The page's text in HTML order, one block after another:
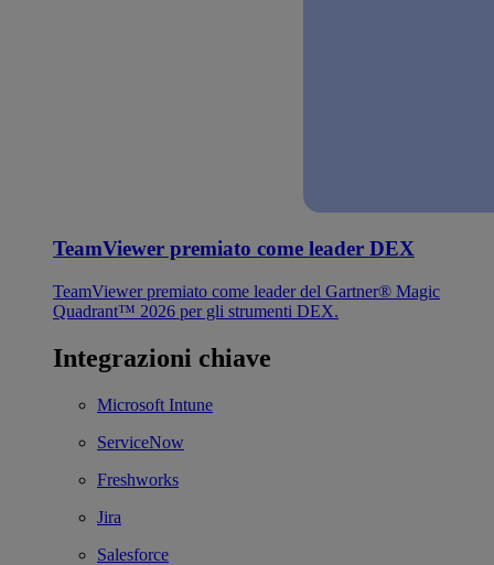
TeamViewer premiato come leader DEX
TeamViewer premiato come leader del Gartner® Magic
Quadrant™ 2026 per gli strumenti DEX.
Integrazioni chiave
Microsoft Intune
ServiceNow
Freshworks
Jira
Salesforce